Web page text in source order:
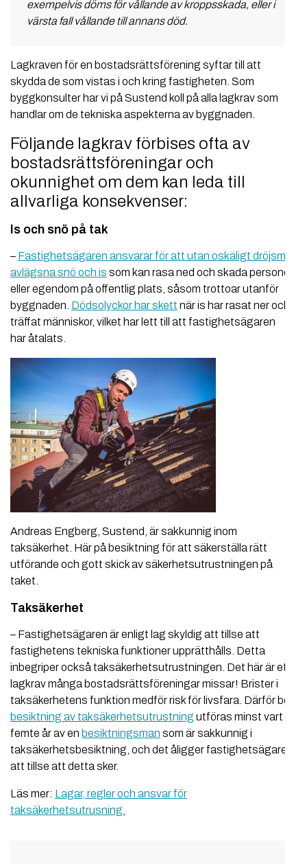
exempelvis döms för vållande av kroppsskada, eller i
värsta fall vållande till annans död.
Lagkraven för en bostadsrättsförening syftar till att
skydda de som vistas i och kring fastigheten. Som
byggkonsulter har vi på Sustend koll på alla lagkrav som
handlar om de tekniska aspekterna av byggnaden.
Följande lagkrav förbises ofta av
bostadsrättsföreningar och
okunnighet om dem kan leda till
allvarliga konsekvenser:
Is och snö på tak
– Fastighetsägaren ansvarar för att utan oskäligt dröjsmål
avlägsna snö och is som kan rasa ned och skada personer
eller egendom på offentlig plats, såsom trottoar utanför
byggnaden. Dödsolyckor har skett när is har rasat ner och
träffat människor, vilket har lett till att fastighetsägaren
har åtalats.
Andreas Engberg, Sustend, är sakkunnig inom
taksäkerhet. Här på besiktning för att säkerställa rätt
utförande och gott skick av säkerhetsutrustningen på
taket.
Taksäkerhet
– Fastighetsägaren är enligt lag skyldig att tillse att
fastighetens tekniska funktioner upprätthålls. Detta
inbegriper också taksäkerhetsutrustningen. Det här är ett
lagkrav många bostadsrättsföreningar missar! Brister i
taksäkerhetens funktion medför risk för livsfara. Därför bör
besiktning av taksäkerhetsutrustning utföras minst vart
femte år av en besiktningsman som är sakkunnig i
taksäkerhetsbesiktning, och det åligger fastighetsägaren
att tillse att detta sker.
Läs mer: Lagar, regler och ansvar för
taksäkerhetsutrusning.